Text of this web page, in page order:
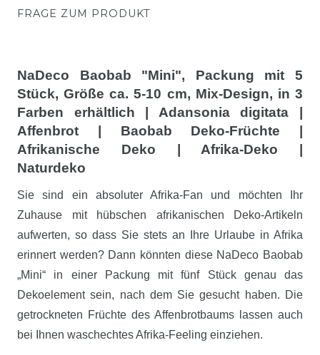
FRAGE ZUM PRODUKT
NaDeco Baobab "Mini", Packung mit 5
Stück, Größe ca. 5-10 cm, Mix-Design, in 3
Farben erhältlich | Adansonia digitata |
Affenbrot | Baobab Deko-Früchte |
Afrikanische Deko | Afrika-Deko |
Naturdeko
Sie sind ein absoluter Afrika-Fan und möchten Ihr
Zuhause mit hübschen afrikanischen Deko-Artikeln
aufwerten, so dass Sie stets an Ihre Urlaube in Afrika
erinnert werden? Dann könnten diese NaDeco Baobab
„Mini“ in einer Packung mit fünf Stück genau das
Dekoelement sein, nach dem Sie gesucht haben. Die
getrockneten Früchte des Affenbrotbaums lassen auch
bei Ihnen waschechtes Afrika-Feeling einziehen.